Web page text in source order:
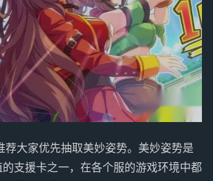
荐大家优先抽取美妙姿势。美妙姿势是
支援卡之一，在各个服的游戏环境中都